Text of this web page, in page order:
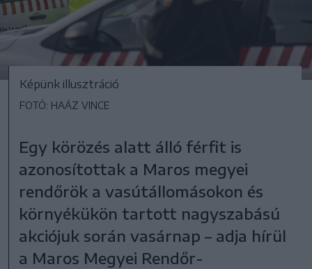
Képünk illusztráció
FOTÓ: HAÁZ VINCE
Egy körözés alatt álló férfit is
azonosítottak a Maros megyei
rendőrök a vasútállomásokon és
környékükön tartott nagyszabású
akciójuk során vasárnap – adja hírül
a Maros Megyei Rendőr-